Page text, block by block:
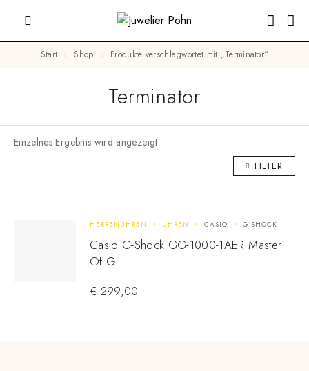
Start Shop Produkte verschlagwortet mit „Terminator“
Terminator
Einzelnes Ergebnis wird angezeigt
FILTER
HERRENUHREN UHREN CASIO G-SHOCK
Casio G-Shock GG-1000-1AER Master
Of G
€ 299,00